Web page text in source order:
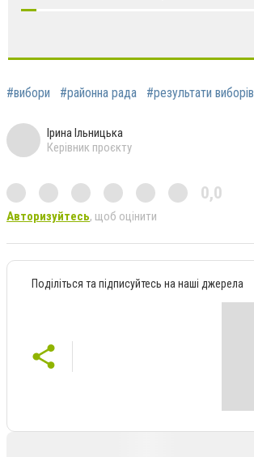
#вибори #районна рада #результати виборів
Ірина Ільницька
Керівник проєкту
0,0
Авторизуйтесь, щоб оцінити
Поділіться та підписуйтесь на наші джерела